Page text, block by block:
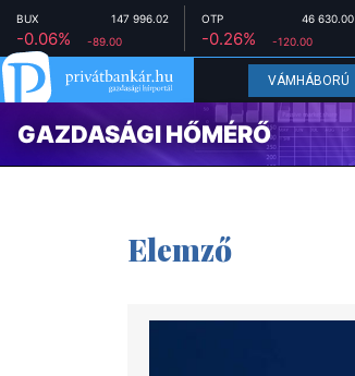
BUX 147 996.02
-0.06% -89.00
OTP 46 630.00
-0.26% -120.00
VÁMHÁBORÚ
GAZDASÁGI HŐMÉRŐ
Elemző